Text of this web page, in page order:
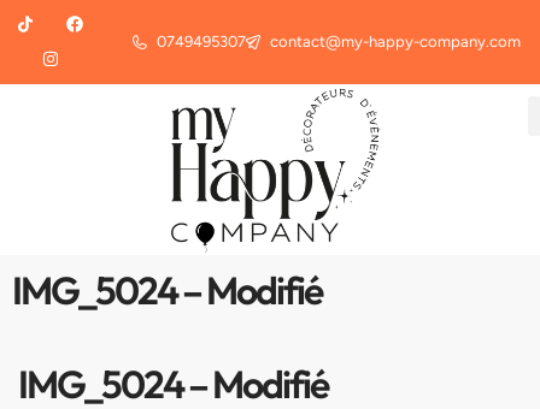
0749495307 contact@my-happy-company.com
IMG_5024 – Modifié
IMG_5024 – Modifié